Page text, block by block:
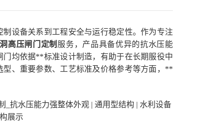
设备关系到工程安全与运行稳定性。作为专注
高压闸门定制 服务，产品具备优异的抗水压能
均依据**标准设计制造，有助于在长期服役中
、重要参数、工艺标准及价格参考等方面，**